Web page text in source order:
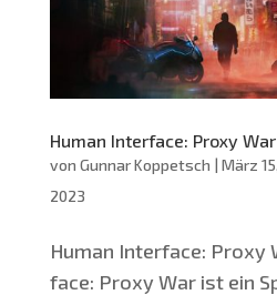
Human Interface: Proxy War
von Gunnar Koppetsch | März
2023
Human Inter­face: Pro­xy
face: Pro­xy War ist ein